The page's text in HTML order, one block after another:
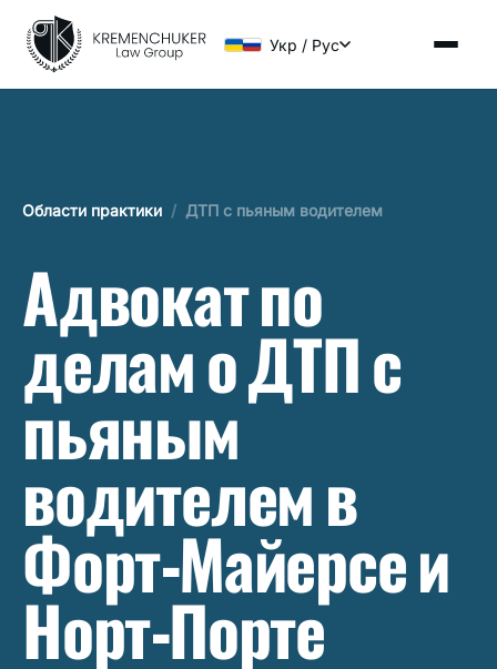
Укр / Рус
Области практики / ДТП с пьяным водителем
Адвокат по
делам о ДТП с
пьяным
водителем в
Форт-Майерсе и
Норт-Порте